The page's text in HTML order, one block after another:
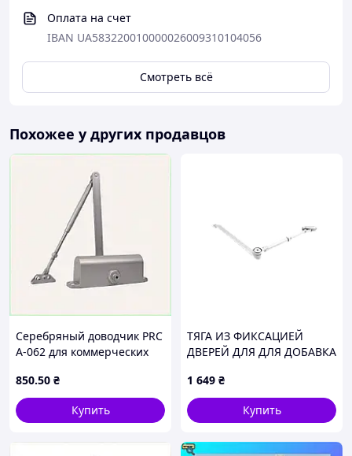
Оплата на счет
IBAN UA583220010000026009310104056
Смотреть всё
Похожее у других продавцов
Серебряный доводчик PRC
A-062 для коммерческих
850.50 ₴
Купить
ТЯГА ИЗ ФИКСАЦИЕЙ
ДВЕРЕЙ ДЛЯ ДЛЯ ДОБАВКА
1 649 ₴
Купить